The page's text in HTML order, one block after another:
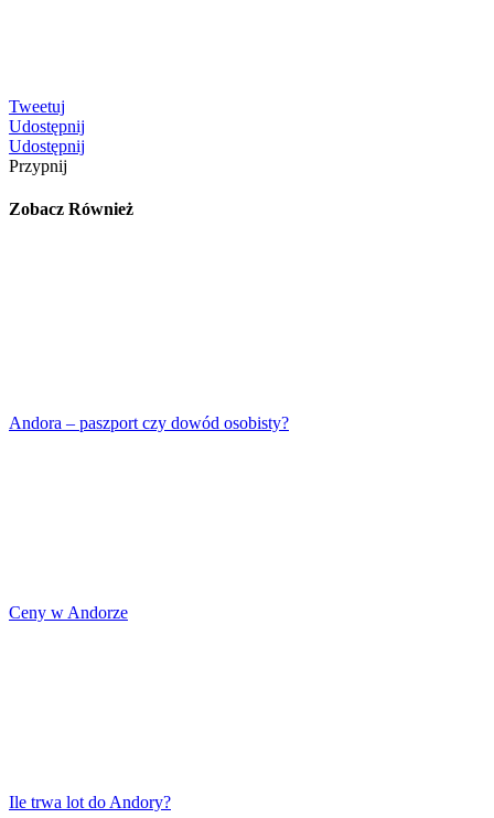
Tweetuj
Udostępnij
Udostępnij
Przypnij
Zobacz Również
Andora – paszport czy dowód osobisty?
Ceny w Andorze
Ile trwa lot do Andory?